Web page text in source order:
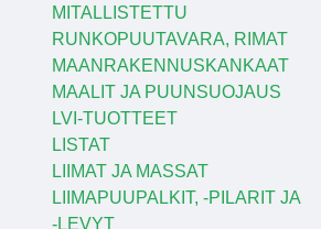
MITALLISTETTU
RUNKOPUUTAVARA, RIMAT
MAANRAKENNUSKANKAAT
MAALIT JA PUUNSUOJAUS
LVI-TUOTTEET
LISTAT
LIIMAT JA MASSAT
LIIMAPUUPALKIT, -PILARIT JA
-LEVYT